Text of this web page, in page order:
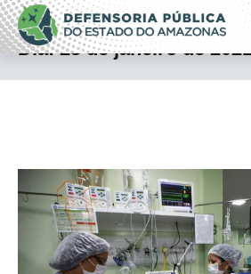
Pular
para
o
conteúdo
Defensoria Pública do
Amazonas
Dia:25 de janeiro de